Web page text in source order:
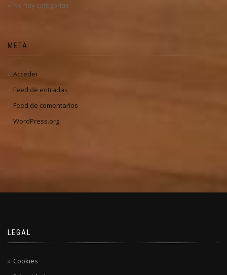
No hay categorías
META
Acceder
Feed de entradas
Feed de comentarios
WordPress.org
LEGAL
Cookies